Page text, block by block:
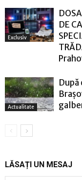
Exclusiv
DE
Actualitate
LĂSAȚI UN MESAJ